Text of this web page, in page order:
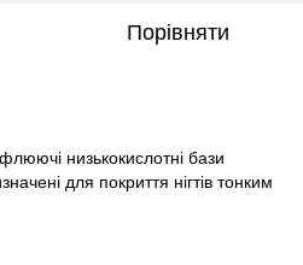
Порівняти
низькокислотні бази
для покриття нігтів тонким